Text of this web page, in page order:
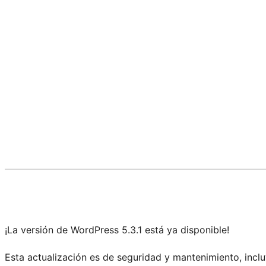
¡La versión de WordPress 5.3.1 está ya disponible!
Esta actualización es de seguridad y mantenimiento,